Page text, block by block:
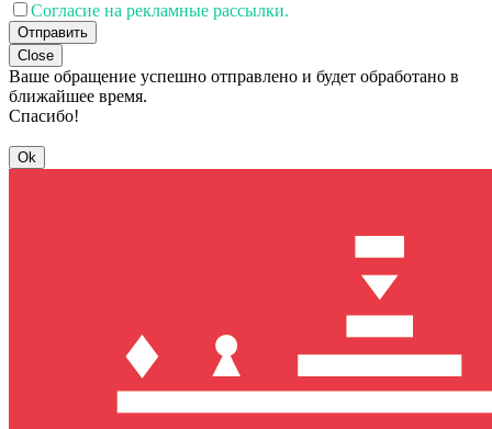
Согласие на рекламные рассылки.
Отправить
Close
Ваше обращение успешно отправлено и будет обработано в
ближайшее время.
Спасибо!
Ok